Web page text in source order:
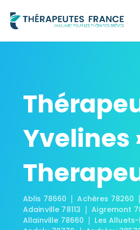
Yvelines
Ablis 78660
Achères 78260
Adainville 78113
Aigremont
Allainville 78660
Les